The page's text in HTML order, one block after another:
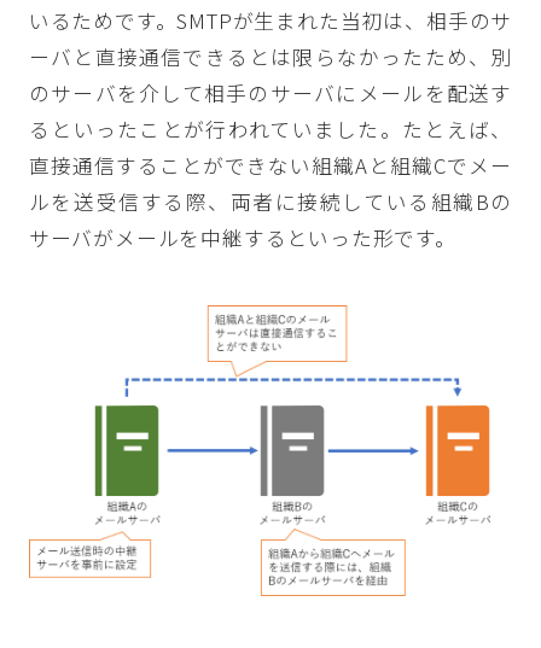
いるためです。SMTPが生まれた当初は、相手のサ
ーバと直接通信できるとは限らなかったため、別
のサーバを介して相手のサーバにメールを配送す
るといったことが行われていました。たとえば、
直接通信することができない組織Aと組織Cでメー
ルを送受信する際、両者に接続している組織Bの
サーバがメールを中継するといった形です。